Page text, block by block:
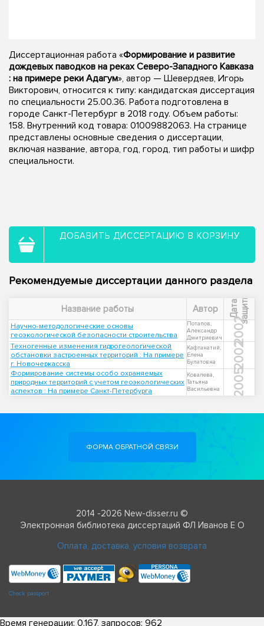
Диссертационная работа «Формирование и развитие
дождевых паводков на реках Северо-Западного Кавказа
: на примере реки Адагум», автор — Шевердяев, Игорь
Викторович, относится к типу: кандидатская диссертация
по специальности 25.00.36. Работа подготовлена в
городе Санкт-Петербург в 2018 году. Объем работы:
158. Внутренний код товара: 01009882063. На странице
представлены основные сведения о диссертации,
включая название, автора, год, город, тип работы и шифр
специальности.
ДОБАВИТЬ ДИССЕРТАЦИЮ В КОРЗИНУ
Рекомендуемые диссертации данного раздела
Название работы Автор Д
а
т
а
з
а
щ
и
ты
Научно-методологические основы
геоэкологической безопасности строительства
Потапов,
Александр
Дмитриевич
2002
Техногенные изменения гидрогеологической
обстановки застроенных территорий : На примере
г. Новочеркасска
Кафтанатий,
Елена
Булатовна
2002
Формирование системы особо охраняемых
природных территорий с учетом геоэкологических
аспектов : На примере Санкт-Петербурга
Ковалева,
Татьяна
Васильевна
2005
ФОРМА ОБРАТНОЙ СВЯЗИ
2014 -2026 New-disser.ru ©
Электронная библиотека диссертаций ФЛ Иванов Е О
Оплата, доставка, условия возврата
Check passport
Время генерации: 0.167, запросов: 962